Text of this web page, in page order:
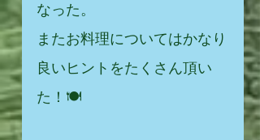
なった。
またお料理についてはかなり
良いヒントをたくさん頂い
た！🍽